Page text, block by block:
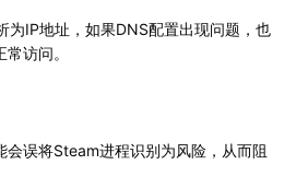
为IP地址，如果DNS配置出现问题，也
访问。
会误将Steam进程识别为风险，从而阻